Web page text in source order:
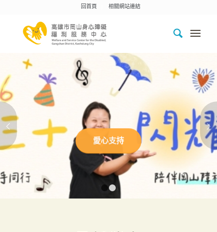
回首頁 相關網站連結
愛心支持
下一頁